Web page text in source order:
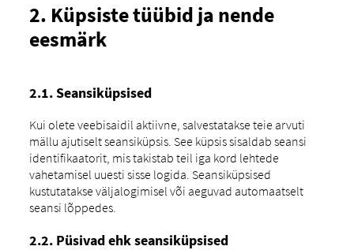
2. Küpsiste tüübid ja nende
eesmärk
2.1. Seansiküpsised
Kui olete veebisaidil aktiivne, salvestatakse teie arvuti
mällu ajutiselt seansiküpsis. See küpsis sisaldab seansi
identifikaatorit, mis takistab teil iga kord lehtede
vahetamisel uuesti sisse logida. Seansiküpsised
kustutatakse väljalogimisel või aeguvad automaatselt
seansi lõppedes.
2.2. Püsivad ehk seansiküpsised